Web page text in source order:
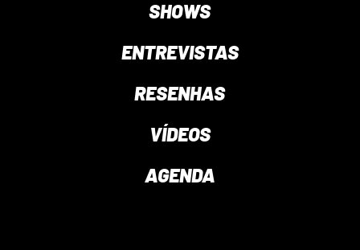
SHOWS
ENTREVISTAS
RESENHAS
VÍDEOS
AGENDA